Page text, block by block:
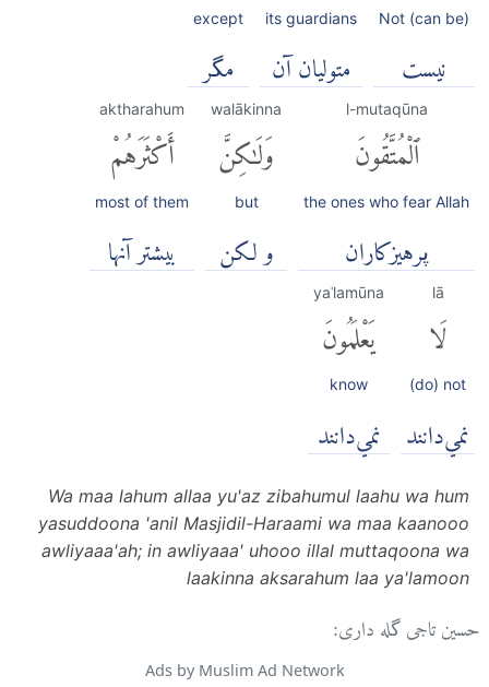
Not (can be)
نیست
its guardians
متولیان آن
except
مگر
l-mutaqūna
ٱلْمُتَّقُونَ
the ones who fear Allah
پرهيزكاران
walākinna
وَلَٰكِنَّ
but
و لكن
aktharahum
أَكْثَرَهُمْ
most of them
بیشتر آنها
lā
لَا
(do) not
نمي‌دانند
yaʿlamūna
يَعْلَمُونَ
know
نمي‌دانند
Wa maa lahum allaa yu'az zibahumul laahu wa hum
yasuddoona 'anil Masjidil-Haraami wa maa kaanooo
awliyaaa'ah; in awliyaaa' uhooo illal muttaqoona wa
laakinna aksarahum laa ya'lamoon
حسین تاجی گله داری:
Ads by Muslim Ad Network